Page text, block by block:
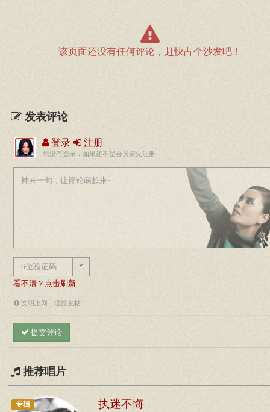
该页面还没有任何评论，赶快占个沙发吧！
发表评论
登录 注册
您没有登录，如果还不是会员请先注册
*
看不清？点击刷新
文明上网，理性发帖！
提交评论
推荐唱片
专辑 执迷不悔